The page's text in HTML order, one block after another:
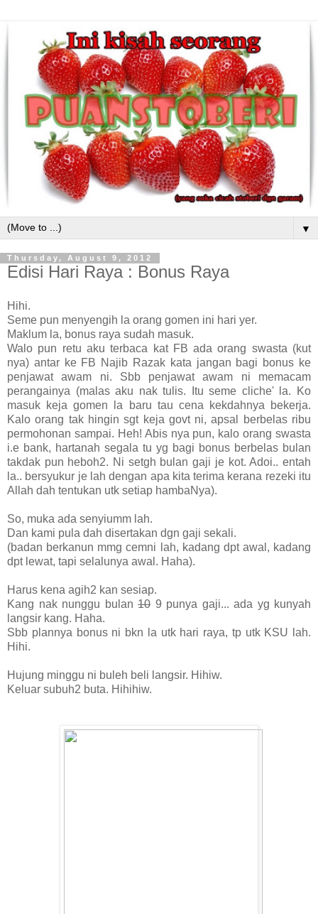
▼
Thursday, August 9, 2012
Edisi Hari Raya : Bonus Raya
Hihi.
Seme pun menyengih la orang gomen ini hari yer.
Maklum la, bonus raya sudah masuk.
Walo pun retu aku terbaca kat FB ada orang swasta (kut
nya) antar ke FB Najib Razak kata jangan bagi bonus ke
penjawat awam ni. Sbb penjawat awam ni memacam
perangainya (malas aku nak tulis. Itu seme cliche' la. Ko
masuk keja gomen la baru tau cena kekdahnya bekerja.
Kalo orang tak hingin sgt keja govt ni, apsal berbelas ribu
permohonan sampai. Heh! Abis nya pun, kalo orang swasta
i.e bank, hartanah segala tu yg bagi bonus berbelas bulan
takdak pun heboh2. Ni setgh bulan gaji je kot. Adoi.. entah
la.. bersyukur je lah dengan apa kita terima kerana rezeki itu
Allah dah tentukan utk setiap hambaNya).
So, muka ada senyiumm lah.
Dan kami pula dah disertakan dgn gaji sekali.
(badan berkanun mmg cemni lah, kadang dpt awal, kadang
dpt lewat, tapi selalunya awal. Haha).
Harus kena agih2 kan sesiap.
Kang nak nunggu bulan 10 9 punya gaji... ada yg kunyah
langsir kang. Haha.
Sbb plannya bonus ni bkn la utk hari raya, tp utk KSU lah.
Hihi.
Hujung minggu ni buleh beli langsir. Hihiw.
Keluar subuh2 buta. Hihihiw.